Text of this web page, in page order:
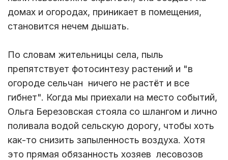
домах и огородах, приникает в помещения,
становится нечем дышать.
По словам жительницы села, пыль
препятствует фотосинтезу растений и "в
огороде сельчан ничего не растёт и все
гибнет". Когда мы приехали на место событий,
Ольга Березовская стояла со шлангом и лично
поливала водой сельскую дорогу, чтобы хоть
как-то снизить запыленность воздуха. Хотя
это прямая обязанность хозяев лесовозов